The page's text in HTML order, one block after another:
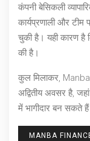
कंपनी बेसिकली
कार्यप्रणाली और
चुकी है। यही कारण है
की है।
कुल मिलाकर,
अद्वितीय अवसर है,
में भागीदार बन सकते
MANBA